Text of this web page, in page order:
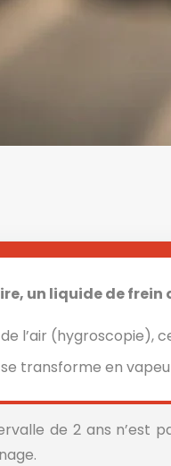
un liquide de frein
l’air (hygroscopie),
se transforme en
de 2 ans n’est